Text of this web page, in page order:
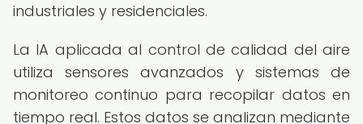
industriales y residenciales.
La IA aplicada al control de calidad del aire
utiliza sensores avanzados y sistemas de
monitoreo continuo para recopilar datos en
tiempo real. Estos datos se analizan mediante